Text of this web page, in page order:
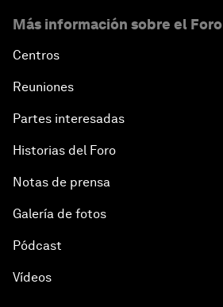
Más información sobre el Foro
Centros
Reuniones
Partes interesadas
Historias del Foro
Notas de prensa
Galería de fotos
Pódcast
Vídeos